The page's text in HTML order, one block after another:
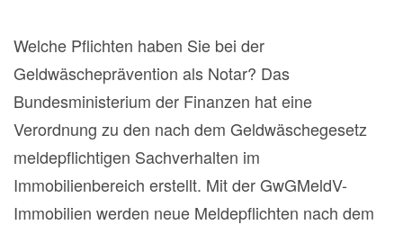
Welche Pflichten haben Sie bei der
Geldwäscheprävention als Notar? Das
Bundesministerium der Finanzen hat eine
Verordnung zu den nach dem Geldwäschegesetz
meldepflichtigen Sachverhalten im
Immobilienbereich erstellt. Mit der GwGMeldV-
Immobilien werden neue Meldepflichten nach dem